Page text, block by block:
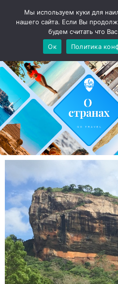
Мы используем куки для
нашего сайта. Если Вы
будем считать что
Ок
Политика